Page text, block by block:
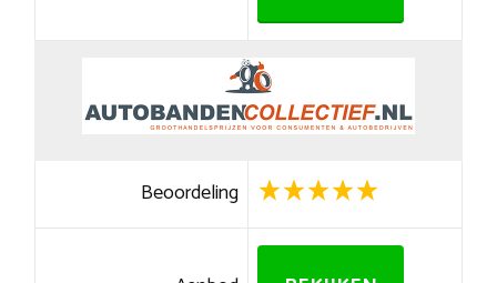
Beoordeling